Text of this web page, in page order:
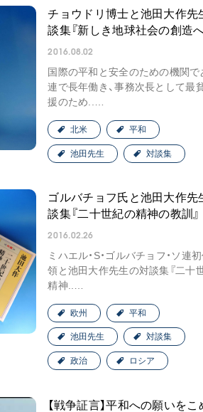
動画
チョウドリ博士と池田大作先
談集『新しき地球社会の創造
2016.08.02
国際の平和と安全のための機関で
連で長年働き、事務次長として最
援のため..…
北米 平和
池田先生 対談集
ゴルバチョフ氏と池田大作先
談集『二十世紀の精神の教訓』
2016.02.26
ミハエル・S・ゴルバチョフ・ソ連
領と池田大作先生の対談集『二十
精神..…
欧州 平和
池田先生 対談集
政治 ロシア
【戦争証言】平和への願いをこ